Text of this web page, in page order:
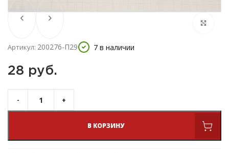
Артикул: 200276-П29 7 в наличии
28 руб.
В КОРЗИНУ